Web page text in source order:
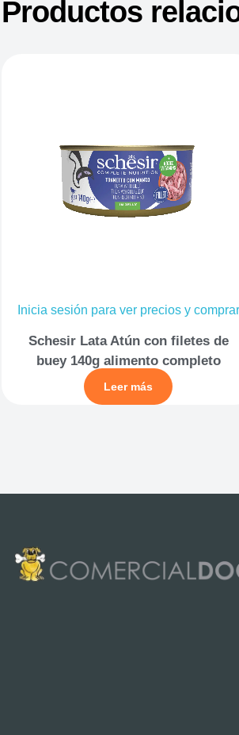
Productos
Inicia sesión para ver precios y comprar
Schesir Lata Atún con filetes de
buey 140g alimento completo
Leer más